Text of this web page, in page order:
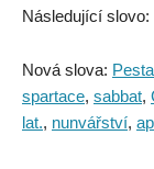
Následující slovo:
Nová slova:
spartace, sabbat,
lat., nunvářství,